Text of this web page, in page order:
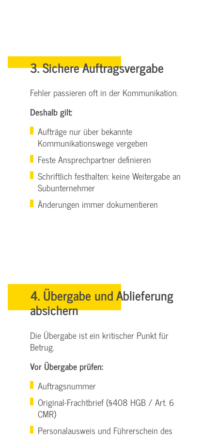
3. Sichere Auftragsvergabe
Fehler passieren oft in der Kommunikation.
Deshalb gilt:
Aufträge nur über bekannte
Kommunikationswege vergeben
Feste Ansprechpartner definieren
Schriftlich festhalten: keine Weitergabe an
Subunternehmer
Änderungen immer dokumentieren
4. Übergabe und Ablieferung
absichern
Die Übergabe ist ein kritischer Punkt für
Betrug.
Vor Übergabe prüfen:
Auftragsnummer
Original-Frachtbrief (§408 HGB / Art. 6
CMR)
Personalausweis und Führerschein des